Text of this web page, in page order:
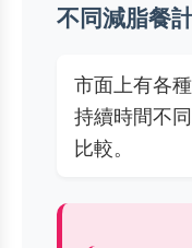
不同減脂餐
市面上有各
持續時間不
比較。